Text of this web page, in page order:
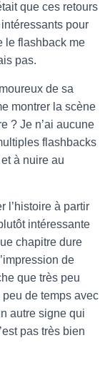
que ces retours
pour
le flashback me
pas.
de sa
montrer la scène
? Je n’ai aucune
flashbacks
à nuire au
l’histoire à partir
intéressante
chapitre dure
de
que très peu
de temps avec
autre signe qui
pas très bien